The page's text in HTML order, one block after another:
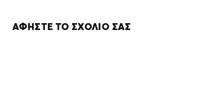
ΑΦΉΣΤΕ ΤΟ ΣΧΌΛΙΌ ΣΑΣ